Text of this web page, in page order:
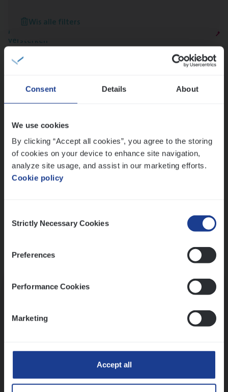
Consent Details About
We use cookies
By clicking “Accept all cookies”, you agree to the storing
of cookies on your device to enhance site navigation,
analyze site usage, and assist in our marketing efforts.
Cookie policy
Selection
Strictly Necessary Cookies
Preferences
Performance Cookies
Marketing
Accept all
Wis alle filters
Meer dan collega’s: hoe Julie en Aurélie elkaar
versterken
Mathias houdt van diepgaande dossiers én droge
humor
Thalia zoekt graag oplossingen, in games én op het
werk
Ons sollicitatieproces